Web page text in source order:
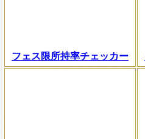
フェス限所持率チェッカー